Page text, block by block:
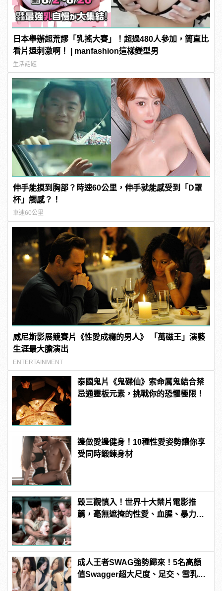
日本舉辦超荒謬「乳搖大賽」！超過480人參加，簡直比
看片還刺激啊！ | manfashion這樣變型男
生活話題
伸手能摸到胸部？時速60公里，伸手就能感受到「D罩
杯」觸感？！
車速60公里
威尼斯影展競賽片《性愛成癮的男人》 「萬磁王」演藝
生涯最大膽演出
ENTERTAINMENT
泰國鬼片《鬼碟仙》索命厲鬼結合禁
忌通靈板元素，挑戰你的恐懼極限！
邊做愛邊健身！10種性愛姿勢讓你享
受同時鍛鍊身材
毀三觀慎入！世界十大禁片電影推
薦，毫無遮掩的性愛、血腥、暴力、
成人王者SWAG強勢歸來！5名高顏
值Swagger超大尺度、足交、雪乳、